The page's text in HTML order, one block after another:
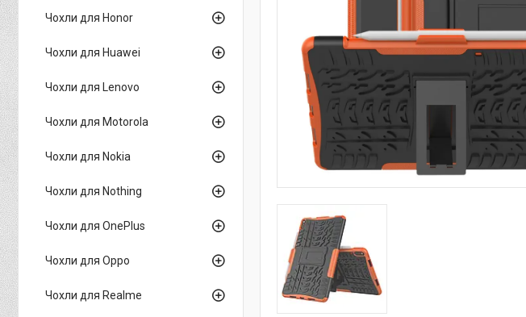
Чохли для Honor
Чохли для Huawei
Чохли для Lenovo
Чохли для Motorola
Чохли для Nokia
Чохли для Nothing
Чохли для OnePlus
Чохли для Oppo
Чохли для Realme